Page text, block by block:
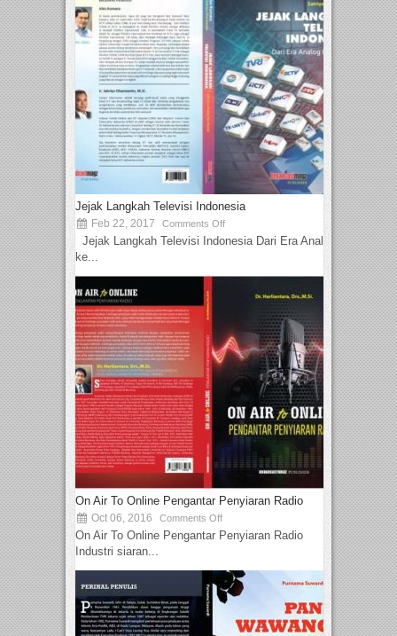
Jejak Langkah Televisi Indonesia
Feb 22, 2017 Comments Off
Jejak Langkah Televisi Indonesia Dari Era Analog
ke...
On Air To Online Pengantar Penyiaran Radio
Oct 06, 2016 Comments Off
On Air To Online Pengantar Penyiaran Radio
Industri siaran...